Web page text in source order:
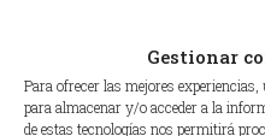
Gestionar
Para ofrecer las mejores
para almacenar y/o acceder a la
de estas tecnologías nos permitirá